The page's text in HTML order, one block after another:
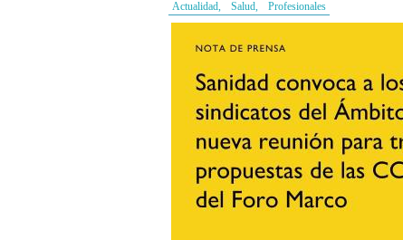
Actualidad, Salud, Profesionales